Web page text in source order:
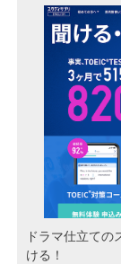
ドラマ仕立ての
ける！